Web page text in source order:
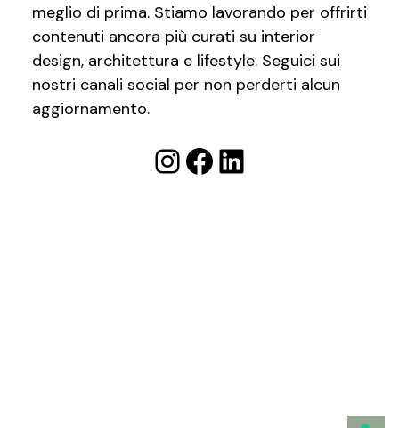
meglio di prima. Stiamo lavorando per offrirti
contenuti ancora più curati su interior
design, architettura e lifestyle. Seguici sui
nostri canali social per non perderti alcun
aggiornamento.
Instagram
Facebook
LinkedIn